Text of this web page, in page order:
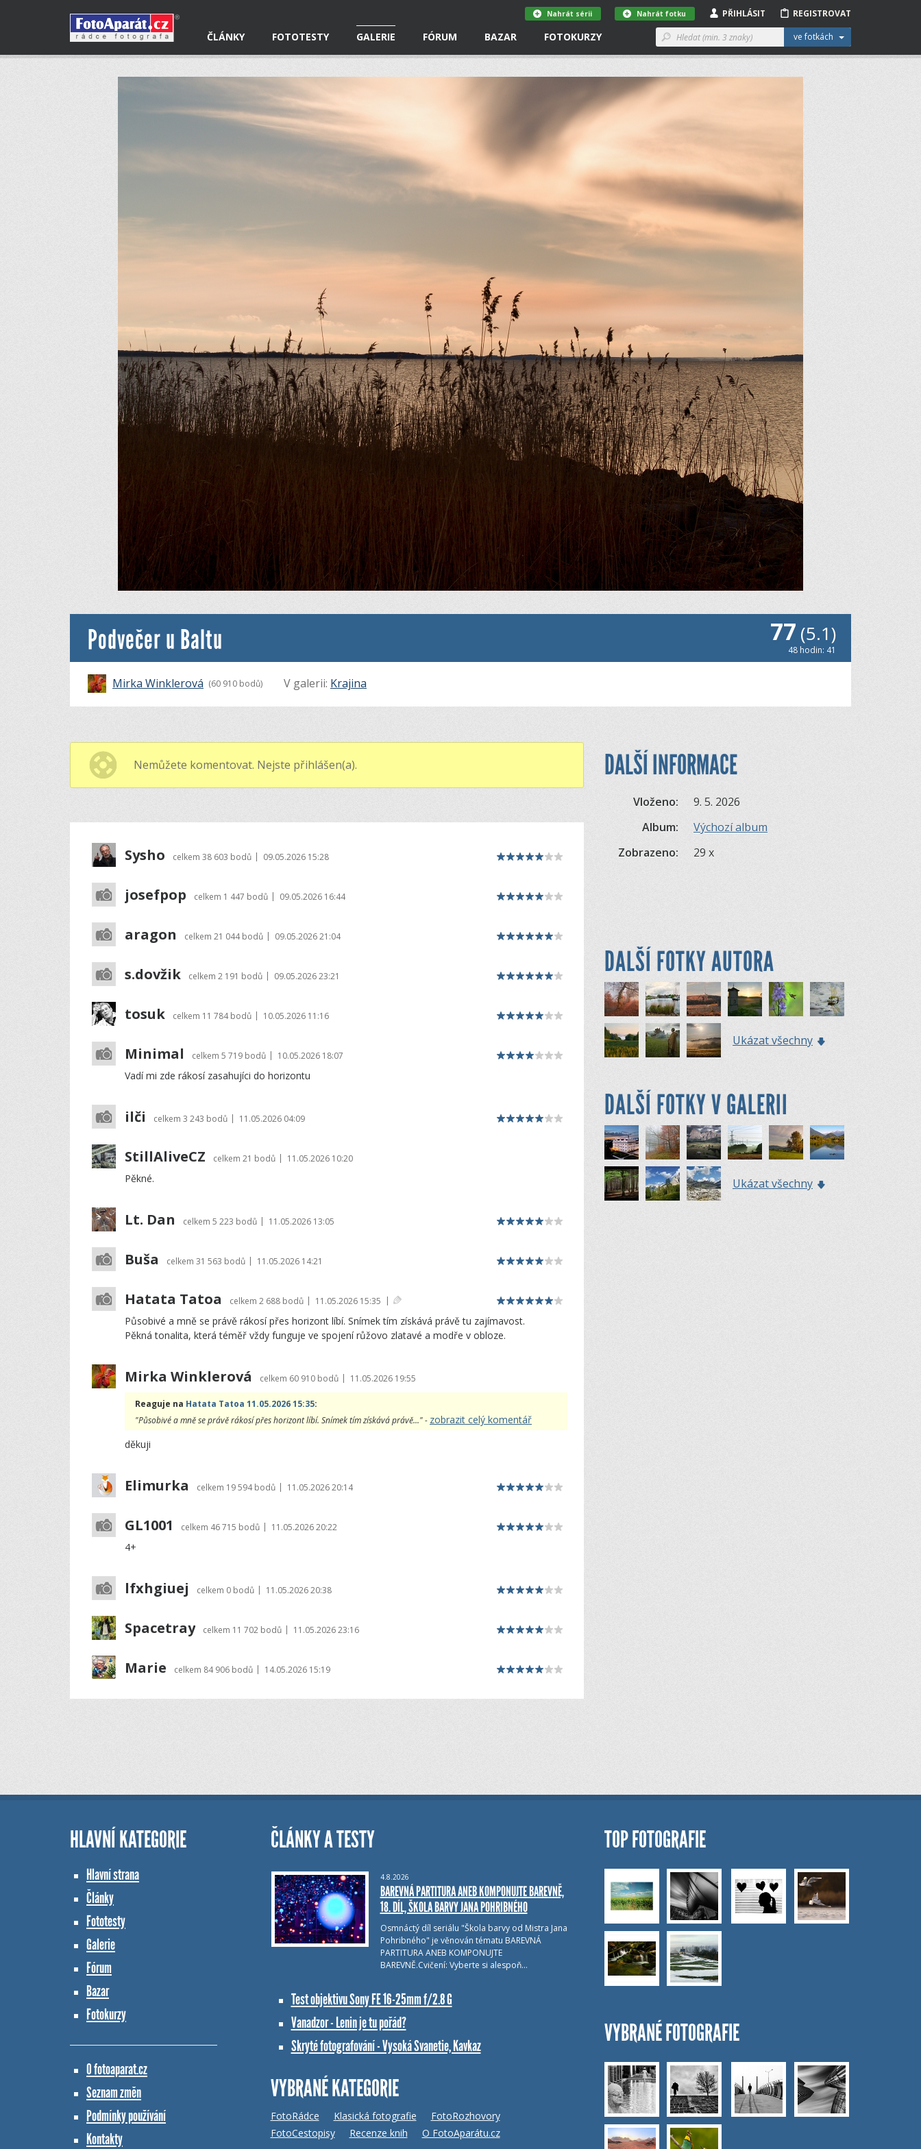
ČLÁNKY FOTOTESTY GALERIE FÓRUM BAZAR FOTOKURZY ve fotkách
REGISTROVAT
PŘIHLÁSIT
Nahrát fotku
Nahrát sérii
Podvečer u Baltu 77 (5.1)
48 hodin: 41
Mirka Winklerová (60 910 bodů) V galerii: Krajina
Nemůžete komentovat. Nejste přihlášen(a).
Sysho celkem 38 603 bodů | 09.05.2026 15:28
josefpop celkem 1 447 bodů | 09.05.2026 16:44
aragon celkem 21 044 bodů | 09.05.2026 21:04
s.dovžik celkem 2 191 bodů | 09.05.2026 23:21
tosuk celkem 11 784 bodů | 10.05.2026 11:16
Minimal celkem 5 719 bodů | 10.05.2026 18:07
Vadí mi zde rákosí zasahujíci do horizontu
ilči celkem 3 243 bodů | 11.05.2026 04:09
StillAliveCZ celkem 21 bodů | 11.05.2026 10:20
Pěkné.
Lt. Dan celkem 5 223 bodů | 11.05.2026 13:05
Buša celkem 31 563 bodů | 11.05.2026 14:21
Hatata Tatoa celkem 2 688 bodů | 11.05.2026 15:35 |
Působivé a mně se právě rákosí přes horizont líbí. Snímek tím získává právě tu zajímavost.
Pěkná tonalita, která téměř vždy funguje ve spojení růžovo zlatavé a modře v obloze.
Mirka Winklerová celkem 60 910 bodů | 11.05.2026 19:55
Reaguje na Hatata Tatoa 11.05.2026 15:35:
"Působivé a mně se právě rákosí přes horizont líbí. Snímek tím získává právě..." - zobrazit celý komentář
děkuji
Elimurka celkem 19 594 bodů | 11.05.2026 20:14
GL1001 celkem 46 715 bodů | 11.05.2026 20:22
4+
lfxhgiuej celkem 0 bodů | 11.05.2026 20:38
Spacetray celkem 11 702 bodů | 11.05.2026 23:16
Marie celkem 84 906 bodů | 14.05.2026 15:19
DALŠÍ INFORMACE
Vloženo:
9. 5. 2026
Album:
Výchozí album
Zobrazeno:
29 x
DALŠÍ FOTKY AUTORA
Ukázat všechny
DALŠÍ FOTKY V GALERII
Ukázat všechny
HLAVNÍ KATEGORIE
Hlavní strana
Články
Fototesty
Galerie
Fórum
Bazar
Fotokurzy
O fotoaparat.cz
Seznam změn
Podmínky používání
Kontakty
ČLÁNKY A TESTY
4.8.2026
BAREVNÁ PARTITURA ANEB KOMPONUJTE BAREVNĚ,
18. DÍL, ŠKOLA BARVY JANA POHRIBNÉHO
Osmnáctý díl seriálu "Škola barvy od Mistra Jana
Pohribného" je věnován tématu BAREVNÁ
PARTITURA ANEB KOMPONUJTE
BAREVNĚ.Cvičení: Vyberte si alespoň…
Test objektivu Sony FE 16-25mm f/2.8 G
Vanadzor - Lenin je tu pořád?
Skryté fotografování - Vysoká Svanetie, Kavkaz
VYBRANÉ KATEGORIE
FotoRádce Klasická fotografie
FotoRozhovory
FotoCestopisy
Recenze knih O FotoAparátu.cz
TOP FOTOGRAFIE
VYBRANÉ FOTOGRAFIE